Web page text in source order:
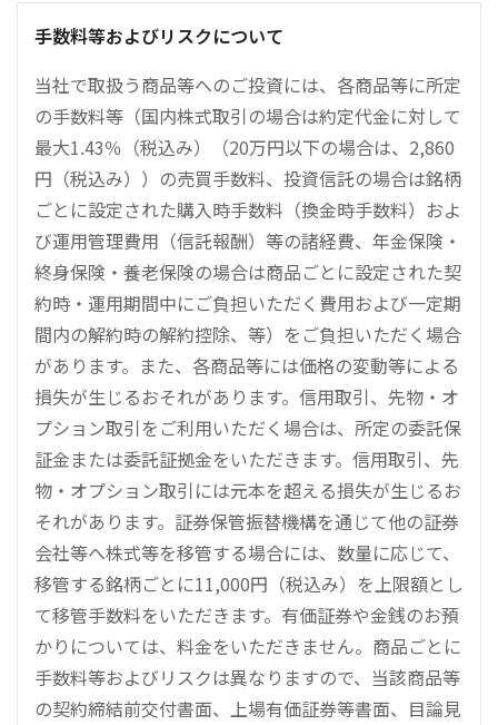
手数料等およびリスクについて
当社で取扱う商品等へのご投資には、各商品等に所定
の手数料等（国内株式取引の場合は約定代金に対して
最大1.43％（税込み）（20万円以下の場合は、2,860
円（税込み））の売買手数料、投資信託の場合は銘柄
ごとに設定された購入時手数料（換金時手数料）およ
び運用管理費用（信託報酬）等の諸経費、年金保険・
終身保険・養老保険の場合は商品ごとに設定された契
約時・運用期間中にご負担いただく費用および一定期
間内の解約時の解約控除、等）をご負担いただく場合
があります。また、各商品等には価格の変動等による
損失が生じるおそれがあります。信用取引、先物・オ
プション取引をご利用いただく場合は、所定の委託保
証金または委託証拠金をいただきます。信用取引、先
物・オプション取引には元本を超える損失が生じるお
それがあります。証券保管振替機構を通じて他の証券
会社等へ株式等を移管する場合には、数量に応じて、
移管する銘柄ごとに11,000円（税込み）を上限額とし
て移管手数料をいただきます。有価証券や金銭のお預
かりについては、料金をいただきません。商品ごとに
手数料等およびリスクは異なりますので、当該商品等
の契約締結前交付書面、上場有価証券等書面、目論見